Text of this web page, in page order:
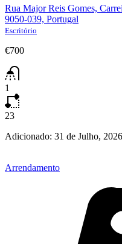
Rua Major Reis Gomes,
9050-039, Portugal
Escritório
€700
1
23
Adicionado: 31 de Julho, 2026
Arrendamento